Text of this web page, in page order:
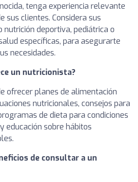
tenga experiencia relevante
sus clientes. Considera sus
nutrición deportiva, pediátrica o
específicas, para asegurarte
necesidades.
un nutricionista?
ofrecer planes de alimentación
nutricionales, consejos para
de dieta para condiciones
educación sobre hábitos
de consultar a un